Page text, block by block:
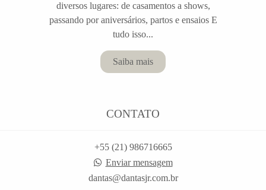
diversos lugares: de casamentos a shows,
passando por aniversários, partos e ensaios E
tudo isso...
Saiba mais
CONTATO
+55 (21) 986716665
Enviar mensagem
dantas@dantasjr.com.br